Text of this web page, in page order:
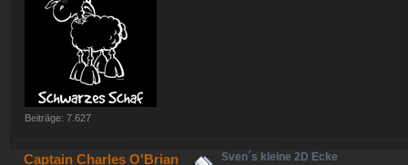
Beiträge: 7.627
Captain Charles O'Brian Sven´s kleine 2D Ecke